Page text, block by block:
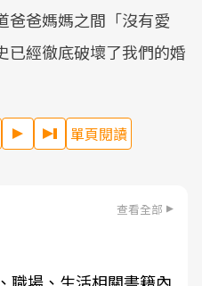
爸爸媽媽之間「沒有愛
已經徹底破壞了我們的婚
單頁閱讀
查看全部